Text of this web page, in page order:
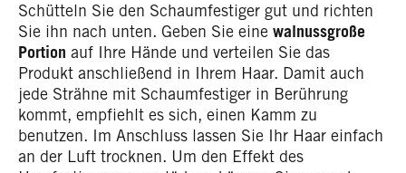
Schütteln Sie den Schaumfestiger gut und richten
Sie ihn nach unten. Geben Sie eine walnussgroße
Portion auf Ihre Hände und verteilen Sie das
Produkt anschließend in Ihrem Haar. Damit auch
jede Strähne mit Schaumfestiger in Berührung
kommt, empfiehlt es sich, einen Kamm zu
benutzen. Im Anschluss lassen Sie Ihr Haar einfach
an der Luft trocknen. Um den Effekt des